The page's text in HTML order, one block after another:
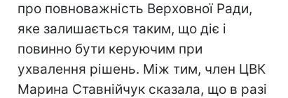
про повноважність Верховної Ради,
яке залишається таким, що діє і
повинно бути керуючим при
ухвалення рішень. Між тим, член ЦВК
Марина Ставнійчук сказала, що в разі